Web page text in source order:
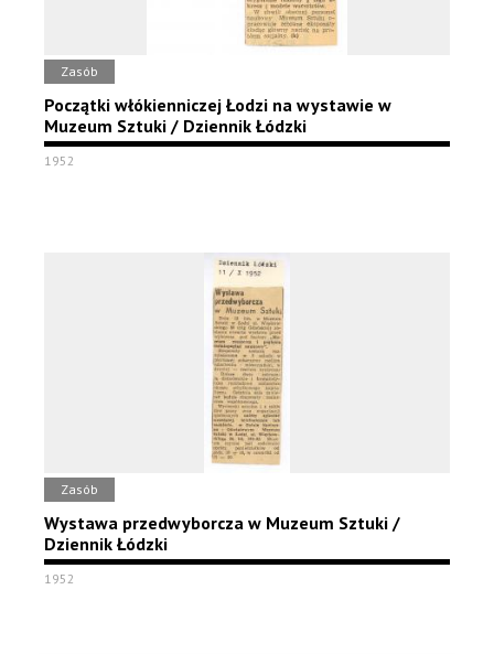
Zasób
Początki włókienniczej Łodzi na wystawie w
Muzeum Sztuki / Dziennik Łódzki
1952
Zasób
Wystawa przedwyborcza w Muzeum Sztuki /
Dziennik Łódzki
1952